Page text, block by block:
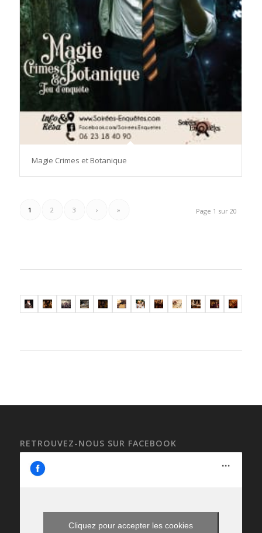
Magie Crimes et Botanique
Page 1 sur 20
1 2 3 › »
RETROUVEZ-NOUS SUR FACEBOOK
Cliquez pour accepter les cookies